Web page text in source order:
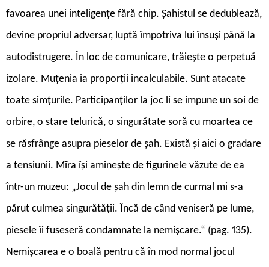
favoarea unei inteligențe fără chip. Șahistul se dedublează,
devine propriul adversar, luptă împotriva lui însuși până la
autodistrugere. În loc de comunicare, trăiește o perpetuă
izolare. Muțenia ia proporții incalculabile. Sunt atacate
toate simțurile. Participanților la joc li se impune un soi de
orbire, o stare telurică, o singurătate soră cu moartea ce
se răsfrânge asupra pieselor de șah. Există și aici o gradare
a tensiunii. Mīra își aminește de figurinele văzute de ea
într-un muzeu: „Jocul de șah din lemn de curmal mi s-a
părut culmea singurătății. Încă de când veniseră pe lume,
piesele îi fuseseră condamnate la nemișcare.“ (pag. 135).
Nemișcarea e o boală pentru că în mod normal jocul